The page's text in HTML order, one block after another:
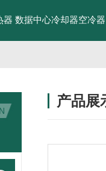
器 数据中心冷却器空冷器
产品展